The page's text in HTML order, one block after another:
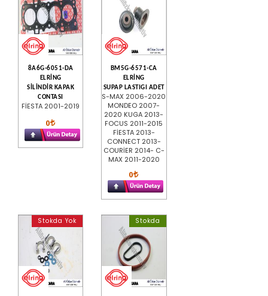
8A6G-6051-DA
ELRİNG
SİLİNDİR KAPAK
CONTASI
FİESTA 2001-2019
0
BM5G-6571-CA
ELRİNG
SUPAP LASTIGI ADET
S-MAX 2006-2020
MONDEO 2007-
2020 KUGA 2013-
FOCUS 2011-2015
FİESTA 2013-
CONNECT 2013-
COURİER 2014- C-
MAX 2011-2020
0
Stokda Yok Stokda